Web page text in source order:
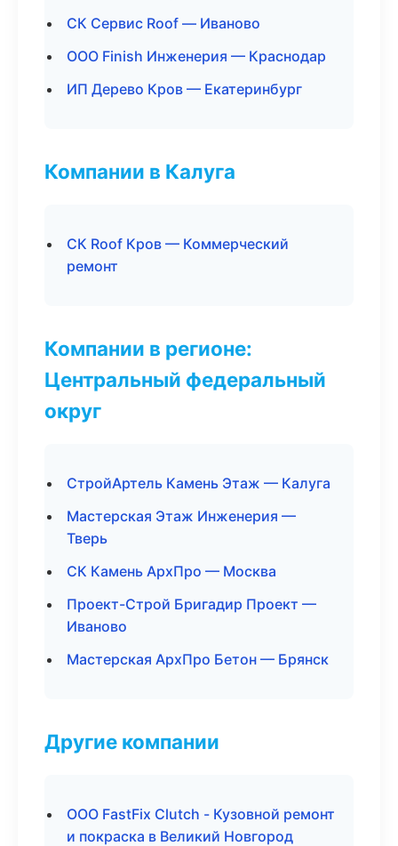
СК Сервис Roof — Иваново
ООО Finish Инженерия — Краснодар
ИП Дерево Кров — Екатеринбург
Компании в Калуга
СК Roof Кров — Коммерческий
ремонт
Компании в регионе:
Центральный федеральный
округ
СтройАртель Камень Этаж — Калуга
Мастерская Этаж Инженерия —
Тверь
СК Камень АрхПро — Москва
Проект-Строй Бригадир Проект —
Иваново
Мастерская АрхПро Бетон — Брянск
Другие компании
ООО FastFix Clutch - Кузовной ремонт
и покраска в Великий Новгород